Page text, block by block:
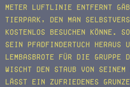
Meter Luftlinie entfernt
Tierpark, den man
kostenlos besuchen könne.
sein Pfadfindertuch heraus
Lembasbrote für die
wischt den Staub von seinem
lässt ein zufriedenes